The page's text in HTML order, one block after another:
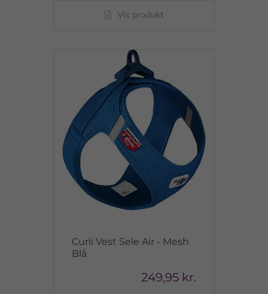
Vis produkt
Curli Vest Sele Air - Mesh
Blå
249,95 kr.